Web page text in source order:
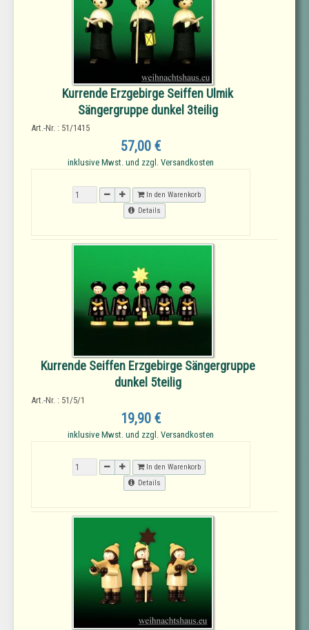
Kurrende Erzgebirge Seiffen Ulmik
Sängergruppe dunkel 3teilig
Art.-Nr. : 51/1415
57,00 €
inklusive Mwst. und zzgl. Versandkosten
In den Warenkorb
Details
Kurrende Seiffen Erzgebirge Sängergruppe
dunkel 5teilig
Art.-Nr. : 51/5/1
19,90 €
inklusive Mwst. und zzgl. Versandkosten
In den Warenkorb
Details